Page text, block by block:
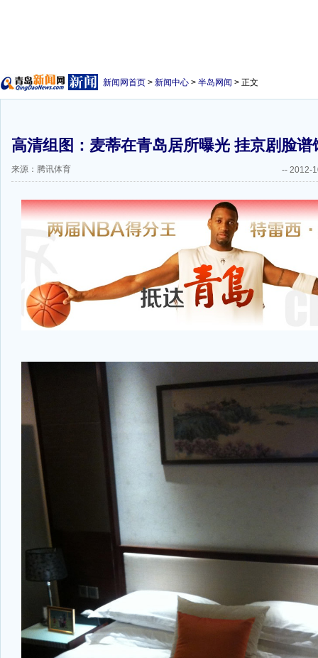
新闻网首页 > 新闻中心 > 半岛网闻 > 正文
高清组图：麦蒂在青岛居所曝光 挂京剧脸
来源：腾讯体育 -- 2012-